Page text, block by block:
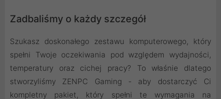
Zadbaliśmy o każdy szczegół
Szukasz doskonałego zestawu komputerowego, który
spełni Twoje oczekiwania pod względem wydajności,
temperatury oraz cichej pracy? To właśnie dlatego
stworzyliśmy ZENPC Gaming - aby dostarczyć Ci
kompletny pakiet, który spełni te wymagania na